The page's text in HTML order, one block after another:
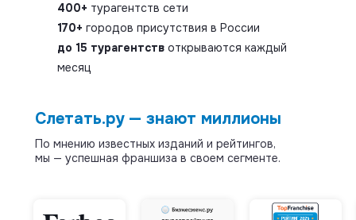
400+ турагентств сети
170+ городов присутствия в России
до 15 турагентств открываются каждый
месяц
Слетать.ру — знают миллионы
По мнению известных изданий и рейтингов,
мы — успешная франшиза в своем сегменте.